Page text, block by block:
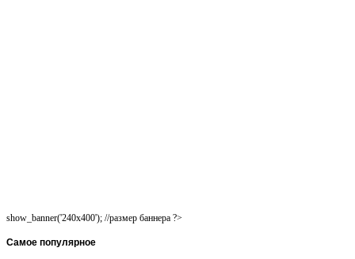
show_banner('240x400'); //размер баннера ?>
Самое популярное